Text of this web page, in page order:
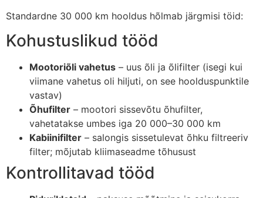
Standardne 30 000 km hooldus hõlmab järgmisi töid:
Kohustuslikud tööd
Mootoriõli vahetus – uus õli ja õlifilter (isegi kui
viimane vahetus oli hiljuti, on see hoolduspunktile
vastav)
Õhufilter – mootori sissevõtu õhufilter,
vahetatakse umbes iga 20 000–30 000 km
Kabiinifilter – salongis sissetulevat õhku filtreeriv
filter; mõjutab kliimaseadme tõhusust
Kontrollitavad tööd